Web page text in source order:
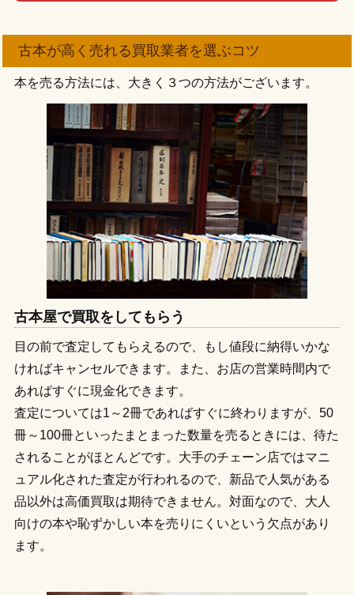
古本が高く売れる買取業者を選ぶコツ
本を売る方法には、大きく３つの方法がございます。
古本屋で買取をしてもらう
目の前で査定してもらえるので、もし値段に納得いかな
ければキャンセルできます。また、お店の営業時間内で
あればすぐに現金化できます。
査定については1～2冊であればすぐに終わりますが、50
冊～100冊といったまとまった数量を売るときには、待た
されることがほとんどです。大手のチェーン店ではマニ
ュアル化された査定が行われるので、新品で人気がある
品以外は高価買取は期待できません。対面なので、大人
向けの本や恥ずかしい本を売りにくいという欠点があり
ます。